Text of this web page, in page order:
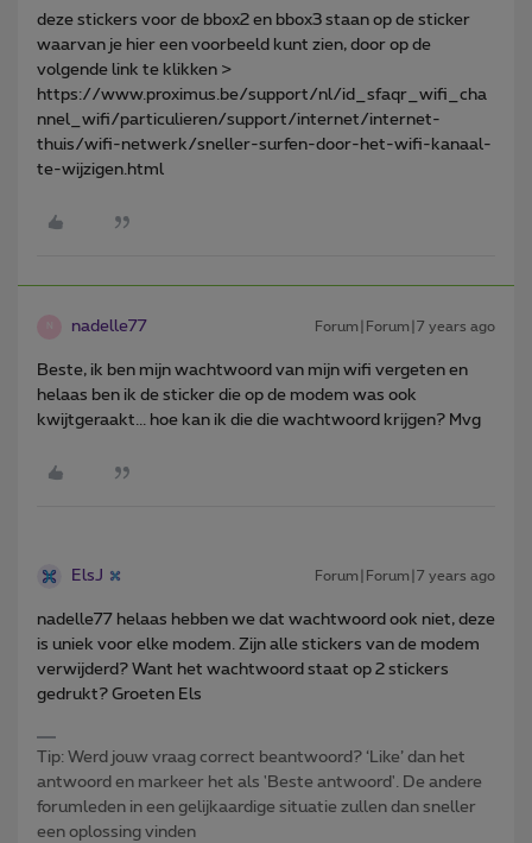
deze stickers voor de bbox2 en bbox3 staan op de sticker
waarvan je hier een voorbeeld kunt zien, door op de
volgende link te klikken >
https://www.proximus.be/support/nl/id_sfaqr_wifi_cha
nnel_wifi/particulieren/support/internet/internet-
thuis/wifi-netwerk/sneller-surfen-door-het-wifi-kanaal-
te-wijzigen.html
nadelle77 Forum|Forum|7 years ago
Beste, ik ben mijn wachtwoord van mijn wifi vergeten en
helaas ben ik de sticker die op de modem was ook
kwijtgeraakt... hoe kan ik die die wachtwoord krijgen? Mvg
ElsJ Forum|Forum|7 years ago
nadelle77 helaas hebben we dat wachtwoord ook niet, deze
is uniek voor elke modem. Zijn alle stickers van de modem
verwijderd? Want het wachtwoord staat op 2 stickers
gedrukt? Groeten Els
Tip: Werd jouw vraag correct beantwoord? ‘Like’ dan het
antwoord en markeer het als 'Beste antwoord'. De andere
forumleden in een gelijkaardige situatie zullen dan sneller
een oplossing vinden